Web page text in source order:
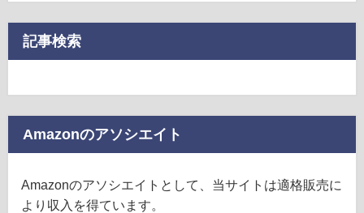
記事検索
Amazonのアソシエイト
Amazonのアソシエイトとして、当サイトは適格販売に
より収入を得ています。